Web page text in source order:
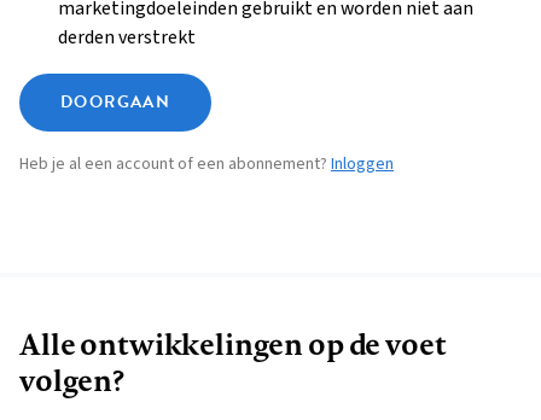
marketingdoeleinden gebruikt en worden niet aan
derden verstrekt
DOORGAAN
Heb je al een account of een abonnement? Inloggen
Alle ontwikkelingen op de voet
volgen?